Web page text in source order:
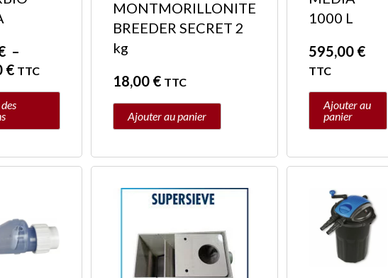
–
€ TTC
MONTMORILLONITE
BREEDER SECRET 2
kg
18,00 € TTC
Ajouter au panier
1000 L
595,00 €
TTC
Ajouter au
panier
35,00 €
à